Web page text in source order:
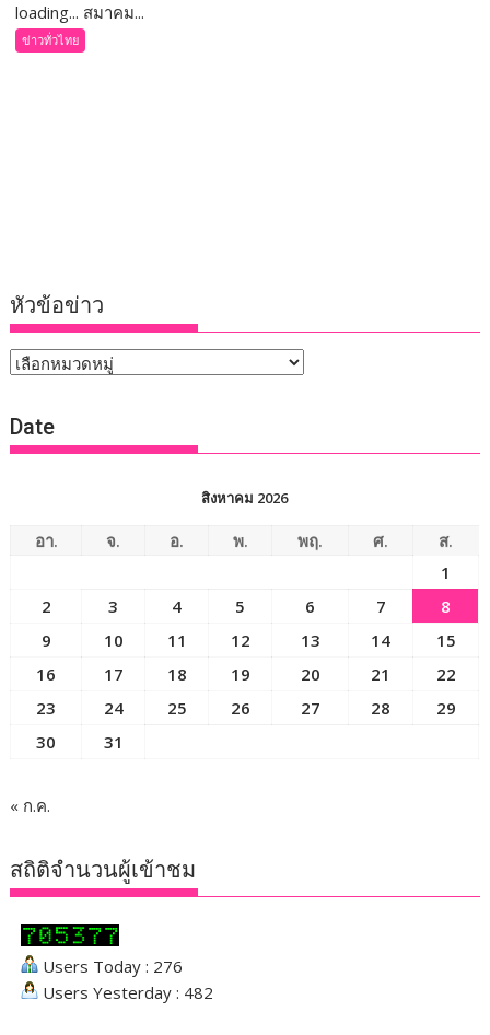
loading... สมาคม...
ข่าวทั่วไทย
หัวข้อข่าว
หัวข้อ
Date
สิงหาคม 2026
อา. จ. อ. พ. พฤ. ศ.
ส.
1
2
3 4 5 6 7
8
9
10 11 12 13 14
15
16
17 18 19 20 21
22
23
24 25 26 27 28
29
30
31
« ก.ค.
สถิติจำนวนผู้เข้าชม
Users Today : 276
Users Yesterday : 482